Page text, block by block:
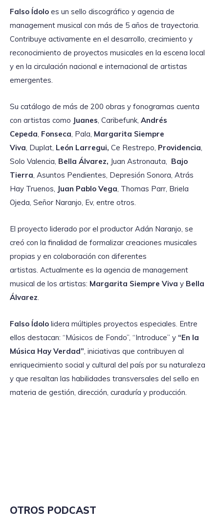
Falso Ídolo es un sello discográfico y agencia de
management musical con más de 5 años de trayectoria.
Contribuye activamente en el desarrollo, crecimiento y
reconocimiento de proyectos musicales en la escena local
y en la circulación nacional e internacional de artistas
emergentes.
Su catálogo de más de 200 obras y fonogramas cuenta
con artistas como Juanes , Caribefunk, Andrés
Cepeda Fonseca , Pala, Margarita Siempre
Viva , Duplat, León Larregui, Ce Restrepo, Providencia
Solo Valencia, Bella Álvarez, Juan Astronauta, Bajo
Tierra , Asuntos Pendientes, Depresión Sonora, Atrás
Hay Truenos, Juan Pablo Vega , Thomas Parr, Briela
Ojeda, Señor Naranjo, Ev, entre otros.
El proyecto liderado por el productor Adán Naranjo, se
creó con la finalidad de formalizar creaciones musicales
propias y en colaboración con diferentes
artistas. Actualmente es la agencia de management
musical de los artistas: Margarita Siempre Viva y Bella
Álvarez
Falso Ídolo lidera múltiples proyectos especiales. Entre
ellos destacan: “Músicos de Fondo”, “Introduce” y “En la
Música Hay Verdad” , iniciativas que contribuyen al
enriquecimiento social y cultural del país por su naturaleza
y que resaltan las habilidades transversales del sello en
materia de gestión, dirección, curaduría y producción.
OTROS PODCAST